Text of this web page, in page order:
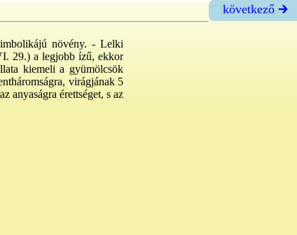
következő 🡲
növény. - Lelki
29.) a legjobb ízű, ekkor
kiemeli a gyümölcsök
virágjának 5
anyaságra érettséget, s az